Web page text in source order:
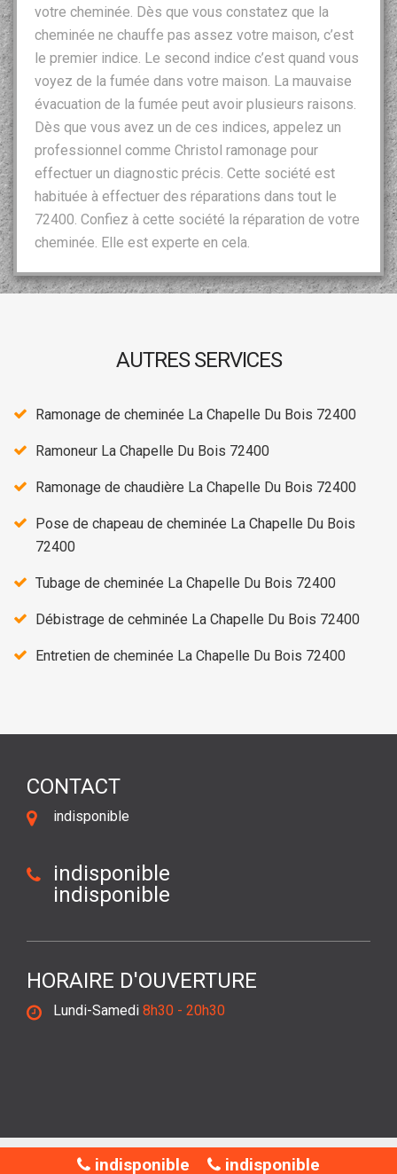
indisponible indisponible
votre cheminée. Dès que vous constatez que la
cheminée ne chauffe pas assez votre maison, c’est
le premier indice. Le second indice c’est quand vous
voyez de la fumée dans votre maison. La mauvaise
évacuation de la fumée peut avoir plusieurs raisons.
Dès que vous avez un de ces indices, appelez un
professionnel comme Christol ramonage pour
effectuer un diagnostic précis. Cette société est
habituée à effectuer des réparations dans tout le
72400. Confiez à cette société la réparation de votre
cheminée. Elle est experte en cela.
AUTRES SERVICES
Ramonage de cheminée La Chapelle Du Bois 72400
Ramoneur La Chapelle Du Bois 72400
Ramonage de chaudière La Chapelle Du Bois 72400
Pose de chapeau de cheminée La Chapelle Du Bois
72400
Tubage de cheminée La Chapelle Du Bois 72400
Débistrage de cehminée La Chapelle Du Bois 72400
Entretien de cheminée La Chapelle Du Bois 72400
CONTACT
indisponible
indisponible
indisponible
HORAIRE D'OUVERTURE
Lundi-Samedi 8h30 - 20h30
©2018 Tout droit réservé -Mentions légales